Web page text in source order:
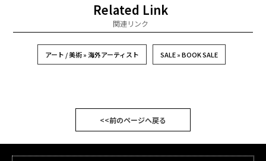
Related Link
関連リンク
アート / 美術 » 海外アーティスト SALE » BOOK SALE
<<前のページへ戻る